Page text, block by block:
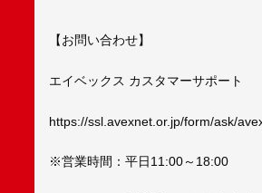
【お問い合わせ】
エイベックス カスタマーサポート
https://ssl.avexnet.or.jp/form/ask/
※営業時間：平日11:00～18:00